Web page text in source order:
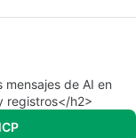
de AI en
registros</h2>